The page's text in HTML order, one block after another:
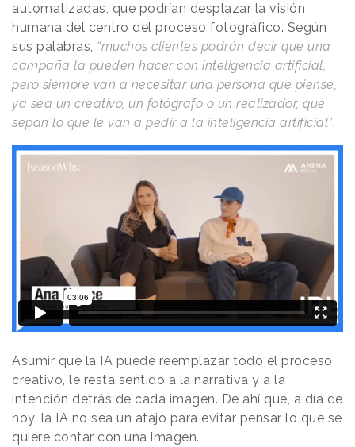
automatizadas, que podrían desplazar la visión
humana del centro del proceso fotográfico. Según
sus palabras, “muchos clientes podrán decir que una
campaña la pueden hacer con inteligencia artificial,
pero siempre van a necesitar una persona que piense,
ya sea un creativo, un fotógrafo o un realizador, que
sepan lo que le van a pedir a la inteligencia artificial”.
Asumir que la IA puede reemplazar todo el proceso
creativo, le resta sentido a la narrativa y a la
intención detrás de cada imagen. De ahí que, a día de
hoy, la IA no sea un atajo para evitar pensar lo que se
quiere contar con una imagen.